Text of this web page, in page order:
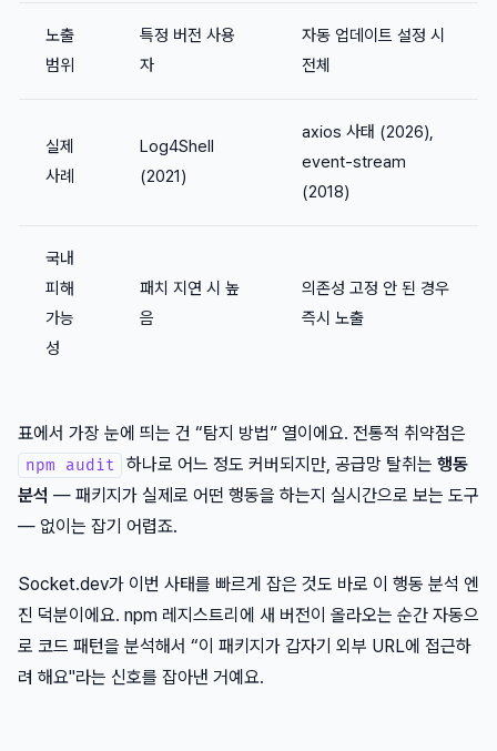
노출
범위
특정 버전 사용
자
자동 업데이트 설정 시
전체
실제
사례
Log4Shell
(2021)
axios 사태 (2026),
event-stream
(2018)
국내
피해
가능
성
패치 지연 시 높
음
의존성 고정 안 된 경우
즉시 노출
표에서 가장 눈에 띄는 건 “탐지 방법” 열이에요. 전통적 취약점은
npm audit 하나로 어느 정도 커버되지만, 공급망 탈취는행동
분석 — 패키지가 실제로 어떤 행동을 하는지 실시간으로 보는 도구
— 없이는 잡기 어렵죠.
Socket.dev가 이번 사태를 빠르게 잡은 것도 바로 이 행동 분석 엔
진 덕분이에요. npm 레지스트리에 새 버전이 올라오는 순간 자동으
로 코드 패턴을 분석해서 “이 패키지가 갑자기 외부 URL에 접근하
려 해요"라는 신호를 잡아낸 거예요.